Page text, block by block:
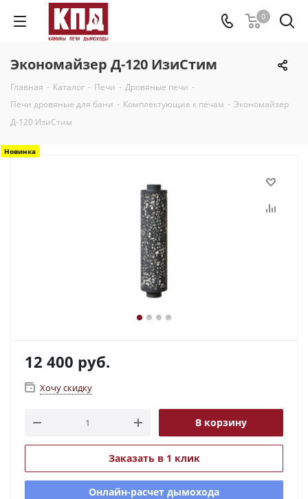
0
Экономайзер Д-120 ИзиСтим
Главная - Каталог - Печи - Дровяные печи -
Печи дровяные для бани - Комплектующие к печам - Экономайзер
Д-120 ИзиСтим
Новинка
12 400 руб.
Хочу скидку
В корзину
Заказать в 1 клик
Онлайн-расчет дымохода